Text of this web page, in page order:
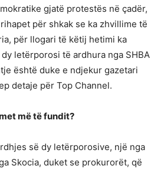
gjatë protestës në çadër,
për shkak se ka zhvillime të
për llogari të këtij hetimi ka
letërporosi të ardhura nga SHBA
është duke e ndjekur gazetari
detaje për Top Channel.
më të fundit?
së dy letërporosive, një nga
Skocia, duket se prokurorët, që